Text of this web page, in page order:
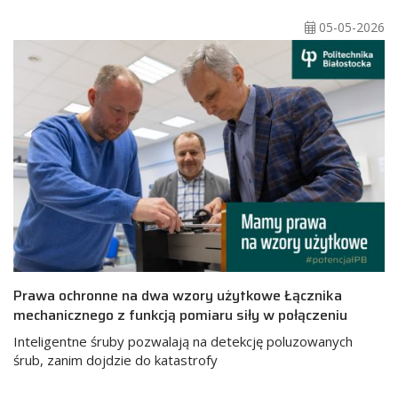
05-05-2026
Prawa ochronne na dwa wzory użytkowe Łącznika
mechanicznego z funkcją pomiaru siły w połączeniu
Inteligentne śruby pozwalają na detekcję poluzowanych
śrub, zanim dojdzie do katastrofy